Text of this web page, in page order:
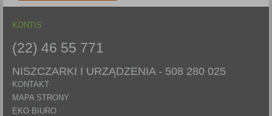
KONTIS
(22) 46 55 771
NISZCZARKI I URZĄDZENIA - 508 280 025
KONTAKT
MAPA STRONY
EKO BIURO